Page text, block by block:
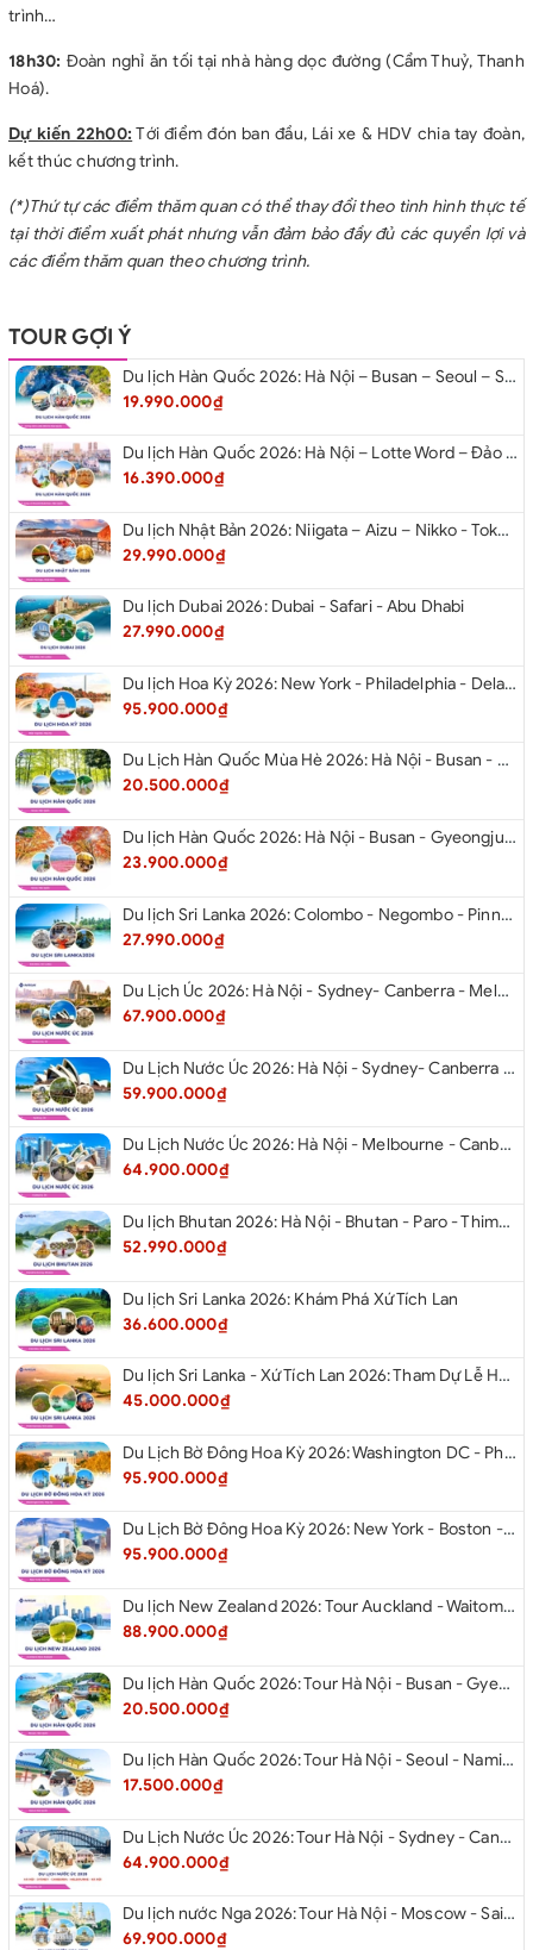
trình…
18h30: Đoàn nghỉ ăn tối tại nhà hàng dọc đường (Cẩm Thuỷ, Thanh
Hoá).
Dự kiến 22h00: Tới điểm đón ban đầu, Lái xe & HDV chia tay đoàn,
kết thúc chương trình.
(*)Thứ tự các điểm thăm quan có thể thay đổi theo tình hình thực tế
tại thời điểm xuất phát nhưng vẫn đảm bảo đầy đủ các quyền lợi và
các điểm thăm quan theo chương trình.
TOUR GỢI Ý
Du lịch Hàn Quốc 2026: Hà Nội – Busan – Seoul – Starfiled – Lotte Worf
19.990.000₫
Du lịch Hàn Quốc 2026: Hà Nội – Lotte Word – Đảo Nami – Làng Cổ Hanok Bukchon
16.390.000₫
Du lịch Nhật Bản 2026: Niigata – Aizu – Nikko - Tokyo – Niigata từ Hà Nội
29.990.000₫
Du lịch Dubai 2026: Dubai - Safari - Abu Dhabi
27.990.000₫
Du lịch Hoa Kỳ 2026: New York - Philadelphia - Delaware - Washington D.C. - Las Vegas - Red Rock Canyon - Quận Cam - Santa Monica - Hollywood - San Diego - Los Angeles.
95.900.000₫
Du Lịch Hàn Quốc Mùa Hè 2026: Hà Nội - Busan - Gyeongju - Seoul - Đảo Nami - Tàu Điện Ven Biển Haeundae - Cầu Kính Oryukdo - Làng Văn Hóa Huinnyeoul
20.500.000₫
Du lịch Hàn Quốc 2026: Hà Nội - Busan - Gyeongju - Seoul - Đảo Nami - Tàu Điện Ven Biển Haeundae - Cỏ Hồng Muhly - Làng Văn Hóa Huinnyeoul
23.900.000₫
Du lịch Sri Lanka 2026: Colombo - Negombo - Pinnawala - Kandy - Kalutara - Nuwara - Eliya
27.990.000₫
Du Lịch Úc 2026: Hà Nội - Sydney- Canberra - Melbourne - Hà Nội
67.900.000₫
Du Lịch Nước Úc 2026: Hà Nội - Sydney- Canberra - Melbourne - Hà Nội
59.900.000₫
Du Lịch Nước Úc 2026: Hà Nội - Melbourne - Canberra - Sydney - Hà Nội
64.900.000₫
Du lịch Bhutan 2026: Hà Nội - Bhutan - Paro - Thimphu - Punakha
52.990.000₫
Du lịch Sri Lanka 2026: Khám Phá Xứ Tích Lan
36.600.000₫
Du lịch Sri Lanka - Xứ Tích Lan 2026: Tham Dự Lễ Hội Rước Xá Lợi Răng Phật
45.000.000₫
Du Lịch Bờ Đông Hoa Kỳ 2026: Washington DC - Philadelphia - New York - Boston - New Hampshire White Mountains - Albany - Niagara Falls - Buffalo - Corning - New York
95.900.000₫
Du Lịch Bờ Đông Hoa Kỳ 2026: New York - Boston - New Hampshire - Artist’s Bluff - Echo Lake Kancamagus Highway - White Mountains - Albany - Buffalo Niagara Falls - Corning - Washington DC
95.900.000₫
Du lịch New Zealand 2026: Tour Auckland - Waitomo - Taupo - Rotorua - Matamata - Hamilton
88.900.000₫
Du lịch Hàn Quốc 2026: Tour Hà Nội - Busan - Gyeongju - Seoul - Đảo Nami - Tàu Điện Ven Biển Haeundae - Cầu Kính Oryukdo - Làng Văn Hóa Huinnyeoul
20.500.000₫
Du lịch Hàn Quốc 2026: Tour Hà Nội - Seoul - Nami - Everland - Painter Show - Thư Viện Sách
17.500.000₫
Du Lịch Nước Úc 2026: Tour Hà Nội - Sydney - Canberra - Melbourne - Hà Nội
64.900.000₫
Du lịch nước Nga 2026: Tour Hà Nội - Moscow - Saint Petersburg từ Hà Nội
69.900.000₫